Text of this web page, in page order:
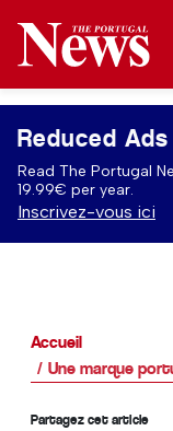
Reduced
Read The Portugal
19.99€ per year.
Inscrivez-vous ici
Accueil
Une marque
Partagez cet article